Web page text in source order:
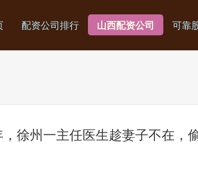
配资公司排行 山西配资公司 可靠
徐州一主任医生趁妻子不在，